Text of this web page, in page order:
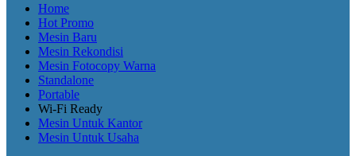
Home
Hot Promo
Mesin Baru
Mesin Rekondisi
Mesin Fotocopy Warna
Standalone
Portable
Wi-Fi Ready
Mesin Untuk Kantor
Mesin Untuk Usaha